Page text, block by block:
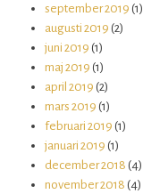
september 2019 (1)
augusti 2019 (2)
juni 2019 (1)
maj 2019 (1)
april 2019 (2)
mars 2019 (1)
februari 2019 (1)
januari 2019 (1)
december 2018 (4)
november 2018 (4)